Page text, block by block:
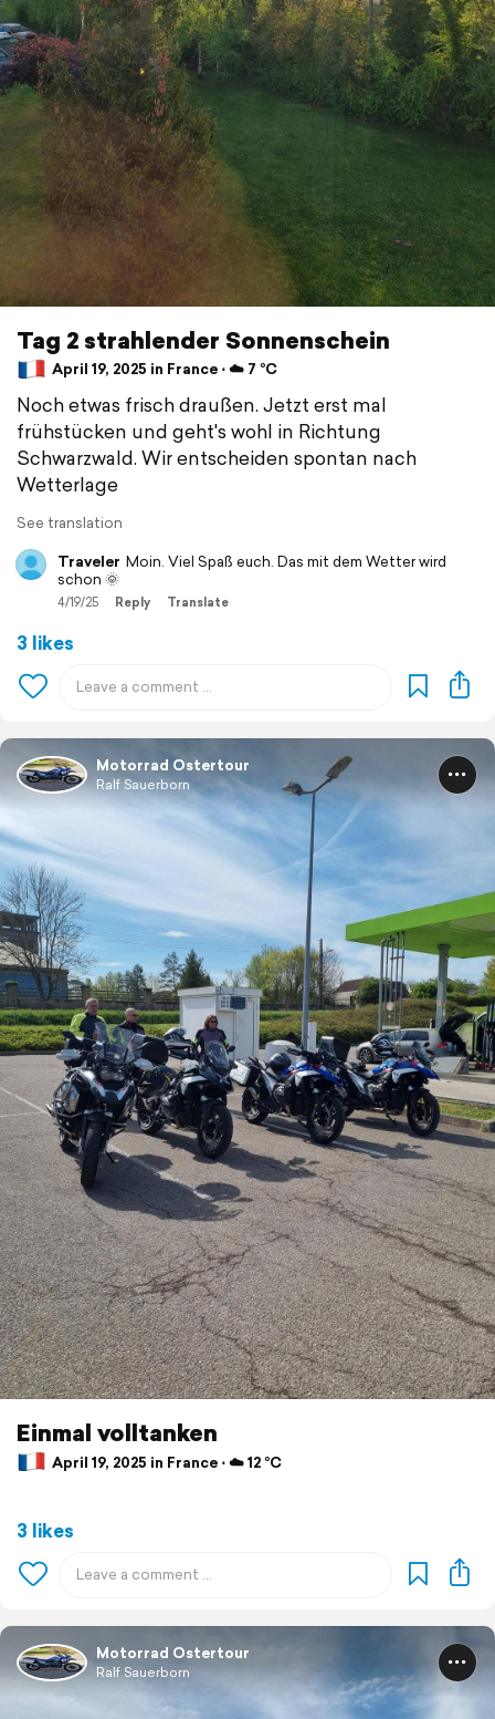
Tag 2 strahlender Sonnenschein
April 19, 2025 in France ⋅ ☁️ 7 °C
Noch etwas frisch draußen. Jetzt erst mal
frühstücken und geht's wohl in Richtung
Schwarzwald. Wir entscheiden spontan nach
Wetterlage
See translation
Traveler Moin. Viel Spaß euch. Das mit dem Wetter wird
schon 🌞
4/19/25 Reply Translate
3 likes
Motorrad Ostertour
Ralf Sauerborn
Einmal volltanken
April 19, 2025 in France ⋅ ☁️ 12 °C
3 likes
Motorrad Ostertour
Ralf Sauerborn